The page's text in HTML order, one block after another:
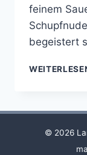
feinem
begeistert
© 2026